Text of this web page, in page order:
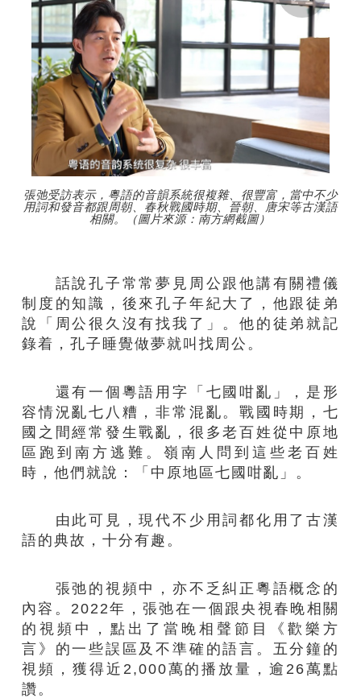
張弛受訪表示，粵語的音韻系統很複雜、很豐富，當中不少
用詞和發音都跟周朝、春秋戰國時期、晉朝、唐宋等古漢語
相關。（圖片來源：南方網截圖）
話說孔子常常夢見周公跟他講有關禮儀
制度的知識，後來孔子年紀大了，他跟徒弟
說「周公很久沒有找我了」。他的徒弟就記
錄着，孔子睡覺做夢就叫找周公。
還有一個粵語用字「七國咁亂」，是形
容情況亂七八糟，非常混亂。戰國時期，七
國之間經常發生戰亂，很多老百姓從中原地
區跑到南方逃難。嶺南人問到這些老百姓
時，他們就說：「中原地區七國咁亂」。
由此可見，現代不少用詞都化用了古漢
語的典故，十分有趣。
張弛的視頻中，亦不乏糾正粵語概念的
內容。2022年，張弛在一個跟央視春晚相關
的視頻中，點出了當晚相聲節目《歡樂方
言》的一些誤區及不準確的語言。五分鐘的
視頻，獲得近2,000萬的播放量，逾26萬點
讚。